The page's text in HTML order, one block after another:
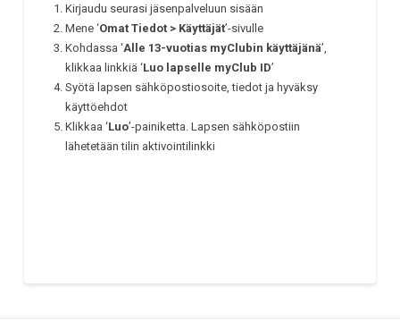
Kirjaudu seurasi jäsenpalveluun sisään
Mene ‘Omat Tiedot > Käyttäjät’-sivulle
Kohdassa ‘Alle 13-vuotias myClubin käyttäjänä’,
klikkaa linkkiä ‘Luo lapselle myClub ID’
Syötä lapsen sähköpostiosoite, tiedot ja hyväksy
käyttöehdot
Klikkaa ‘Luo’-painiketta. Lapsen sähköpostiin
lähetetään tilin aktivointilinkki